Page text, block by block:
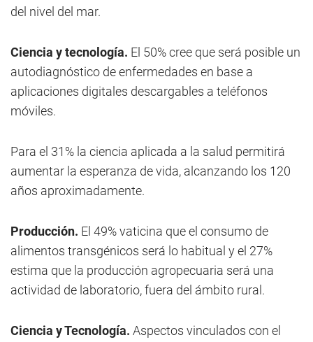
del nivel del mar.
Ciencia y tecnología. El 50% cree que será posible un
autodiagnóstico de enfermedades en base a
aplicaciones digitales descargables a teléfonos
móviles.
Para el 31% la ciencia aplicada a la salud permitirá
aumentar la esperanza de vida, alcanzando los 120
años aproximadamente.
Producción. El 49% vaticina que el consumo de
alimentos transgénicos será lo habitual y el 27%
estima que la producción agropecuaria será una
actividad de laboratorio, fuera del ámbito rural.
Ciencia y Tecnología. Aspectos vinculados con el